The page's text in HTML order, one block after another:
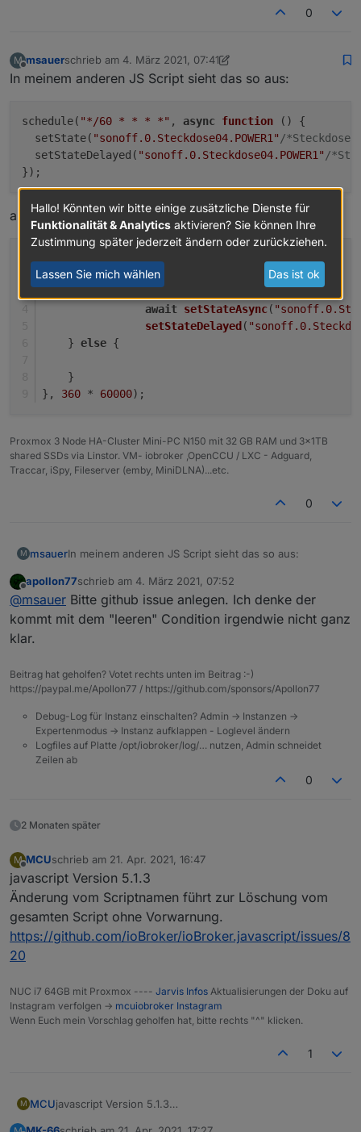
0
M
Offline
msauerschrieb am 4. März 2021, 07:41
zuletzt editiert von msauer3. Apr. 2021, 08:41
In meinem anderen JS Script sieht das so aus:
schedule( "*/60 * * * *" , async function ()
{
  setState(
"sonoff.0.Steckdose04.POWER1" /
  setStateDelayed(
"sonoff.0.Steckdose04.POWER1" /
als Rules:
const _cond = ();
await setStateAsync(
setStateDelayed (
    }
else {
    }
}, 360 * 60000);
Proxmox 3 Node HA-Cluster Mini-PC N150 mit 32 GB RAM und 3x1TB
shared SSDs via Linstor. VM- iobroker ,OpenCCU / LXC - Adguard,
Traccar, iSpy, Fileserver (emby, MiniDLNA)...etc.
0
M msauerIn meinem anderen JS Script sieht das so aus:
schedule("*/60 * * * *", async function () {
setState("sonoff.0.Steckdose04.POWER1"/
als Rules:
    if (_cond) {
await
    } else {
    }
apollon77schrieb am 4. März 2021, 07:52
zuletzt editiert von
@msauer Bitte github issue anlegen. Ich denke der
kommt mit dem "leeren" Condition irgendwie nicht ganz
klar.
Beitrag hat geholfen? Votet rechts unten im Beitrag :-)
https://paypal.me/Apollon77 / https://github.com/sponsors/Apollon77
Debug-Log für Instanz einschalten? Admin -> Instanzen ->
Expertenmodus -> Instanz aufklappen - Loglevel ändern
Logfiles auf Platte /opt/iobroker/log/… nutzen, Admin schneidet
Zeilen ab
0
2 Monaten später
M
Offline
MCUschrieb am 21. Apr. 2021, 16:47
zuletzt editiert von
javascript Version 5.1.3
Änderung vom Scriptnamen führt zur Löschung vom
gesamten Script ohne Vorwarnung.
https://github.com/ioBroker/ioBroker.javascript/issues/8
20
NUC i7 64GB mit Proxmox ---- Jarvis Infos Aktualisierungen der Doku auf
Instagram verfolgen -> mcuiobroker Instagram
Wenn Euch mein Vorschlag geholfen hat, bitte rechts "^" klicken.
1
M MCUjavascript Version 5.1.3
Hallo! Könnten wir bitte einige zusätzliche Dienste für
Funktionalität & Analytics aktivieren? Sie können Ihre
Zustimmung später jederzeit ändern oder zurückziehen.
Lassen Sie mich wählen Das ist ok